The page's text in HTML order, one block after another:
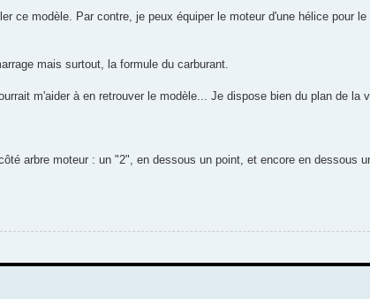
ce modèle. Par contre, je peux équiper le moteur d'une hélice pour le
mais surtout, la formule du carburant.
m'aider à en retrouver le modèle... Je dispose bien du plan de la
arbre moteur : un "2", en dessous un point, et encore en dessous